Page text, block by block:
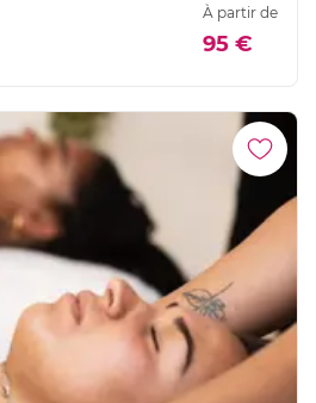
À partir de
95 €